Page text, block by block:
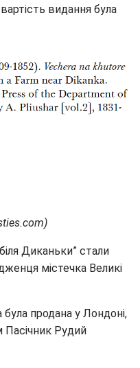
видання була
Диканьки” стали
містечка Великі
продана у Лондоні,
Пасічник Рудий